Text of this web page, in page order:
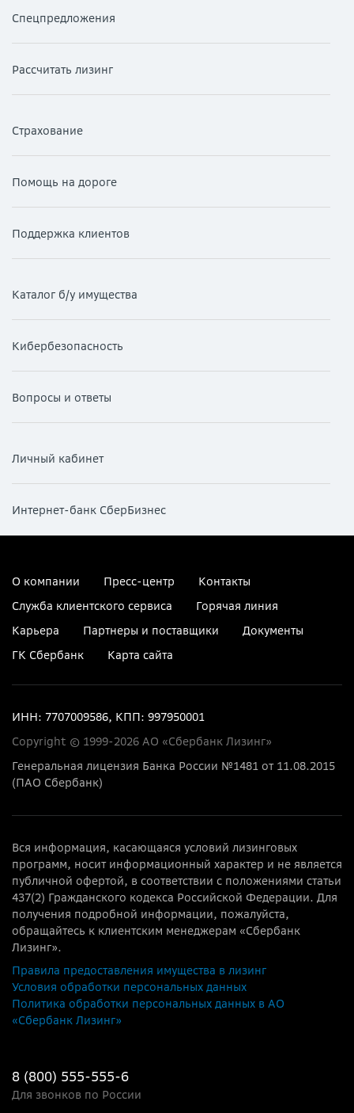
Спецпредложения
Рассчитать лизинг
Страхование
Помощь на дороге
Поддержка клиентов
Каталог б/у имущества
Кибербезопасность
Вопросы и ответы
Личный кабинет
Интернет-банк СберБизнес
О компании Пресс-центр
Контакты
Служба клиентского сервиса
Горячая линия
Карьера
Партнеры и поставщики
Документы
ГК Сбербанк
Карта сайта
ИНН: 7707009586, КПП: 997950001
Copyright © 1999-2026 АО «Сбербанк Лизинг»
Генеральная лицензия Банка России №1481 от 11.08.2015
(ПАО Сбербанк)
Вся информация, касающаяся условий лизинговых
программ, носит информационный характер и не является
публичной офертой, в соответствии с положениями статьи
437(2) Гражданского кодекса Российской Федерации. Для
получения подробной информации, пожалуйста,
обращайтесь к клиентским менеджерам «Сбербанк
Лизинг».
Правила предоставления имущества в лизинг
Условия обработки персональных данных
Политика обработки персональных данных в АО
«Сбербанк Лизинг»
8 (800) 555-555-6
Для звонков по России